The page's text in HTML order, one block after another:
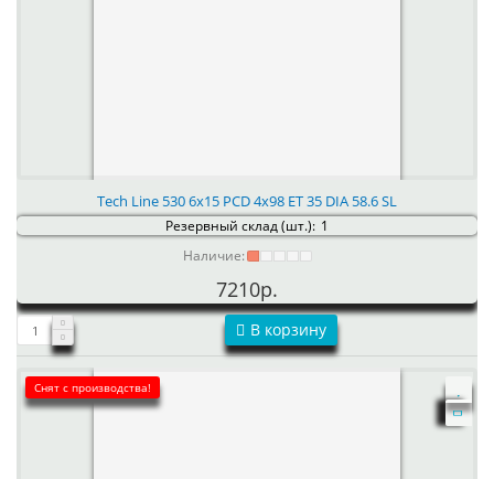
Tech Line 530 6x15 PCD 4x98 ET 35 DIA 58.6 SL
Резервный склад (шт.): 1
Наличие:
7210р.
В корзину
Снят с производства!